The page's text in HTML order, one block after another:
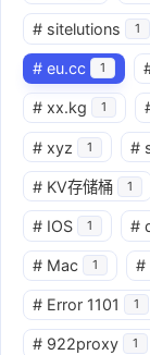
# sitelutions 1
# eu.cc 1
# xx.kg 1
# xyz 1 #
# KV存储桶 1
# IOS 1 #
# Mac 1 #
# Error 1101 1
# 922proxy 1